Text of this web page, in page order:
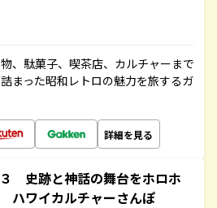
、駄菓子、喫茶店、カルチャーまで
まった昭和レトロの魅力を旅するガ
詳細を見る
史跡と神話の舞台をホロホ
ハワイカルチャーさんぽ